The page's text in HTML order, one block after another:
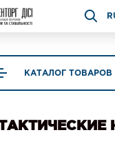
КАТАЛОГ ТОВАРОВ